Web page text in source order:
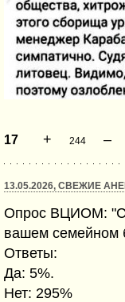
17 + 244 –
13.05.2026, СВЕЖИЕ
Опрос ВЦИОМ:
вашем семейном
Ответы:
Да: 5%.
Нет: 295%